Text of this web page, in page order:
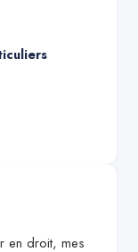
en droit, mes